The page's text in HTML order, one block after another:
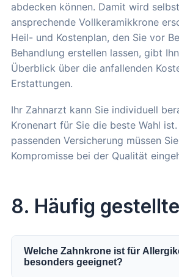
abdecken können. Damit wird
ansprechende Vollkeramikkrone
Heil- und Kostenplan, den Sie vor
Behandlung erstellen lassen, gibt
Überblick über die anfallenden
Erstattungen.
Ihr Zahnarzt kann Sie individuell
Kronenart für Sie die beste Wahl
passenden Versicherung müssen
Kompromisse bei der Qualität
8. Häufig
Welche Zahnkrone ist für
besonders geeignet?